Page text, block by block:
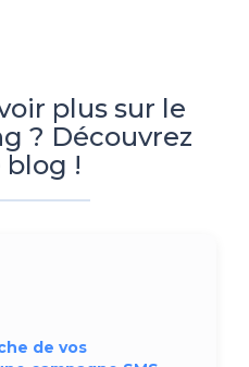
plus sur le
? Découvrez
blog !
de vos